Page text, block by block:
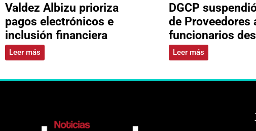
Valdez Albizu prioriza
pagos electrónicos e
inclusión financiera
Leer más
DGCP
de Proveedores
funcionarios
Leer más